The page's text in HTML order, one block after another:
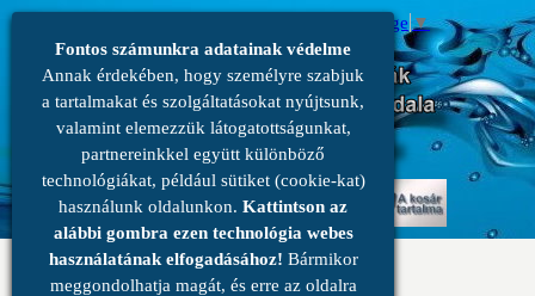
Select Language ▼
menü
Zeolit kapszula
Fontos számunkra adatainak védelme
Annak érdekében, hogy személyre szabjuk
a tartalmakat és szolgáltatásokat nyújtsunk,
valamint elemezzük látogatottságunkat,
partnereinkkel együtt különböző
technológiákat, például sütiket (cookie-kat)
használunk oldalunkon. Kattintson az
alábbi gombra ezen technológia webes
használatának elfogadásához! Bármikor
meggondolhatja magát, és erre az oldalra